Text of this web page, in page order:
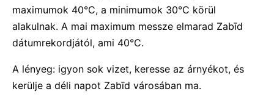
maximumok 40°C, a minimumok 30°C körül
alakulnak. A mai maximum messze elmarad Zabīd
dátumrekordjától, ami 40°C.
A lényeg: igyon sok vizet, keresse az árnyékot, és
kerülje a déli napot Zabīd városában ma.